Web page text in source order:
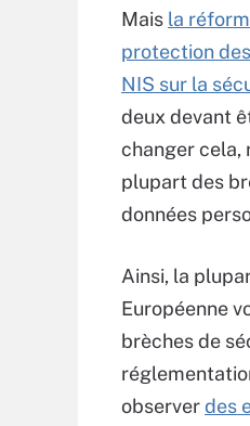
Mais la
protection
NIS sur la
deux devant
changer cela,
plupart des
données
Ainsi, la
Européenne
brèches de
observerdes